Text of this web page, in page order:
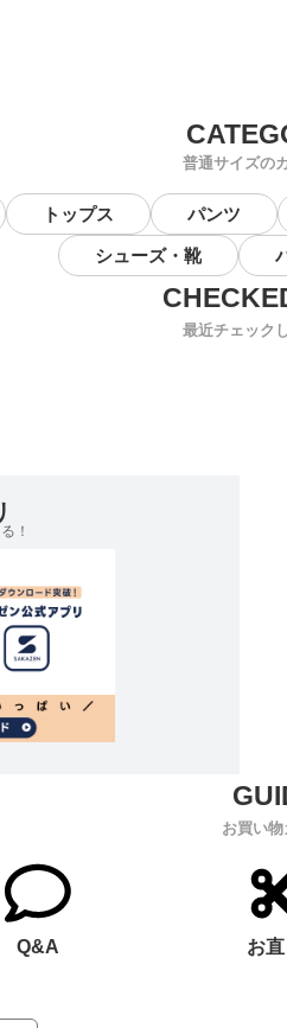
普通サイズの
トップス パンツ
シューズ・靴
最近チェック
！
お買い物
Q&A お直